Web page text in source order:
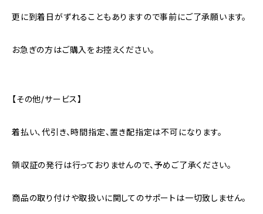
更に到着日がずれることもありますので事前にご了承願います。
お急ぎの方はご購入をお控えください。
【その他/サービス】
着払い、代引き、時間指定、置き配指定は不可になります。
領収証の発行は行っておりませんので、予めご了承ください。
商品の取り付けや取扱いに関してのサポートは一切致しません。